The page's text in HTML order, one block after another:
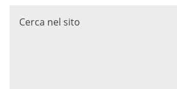
Cerca nel sito